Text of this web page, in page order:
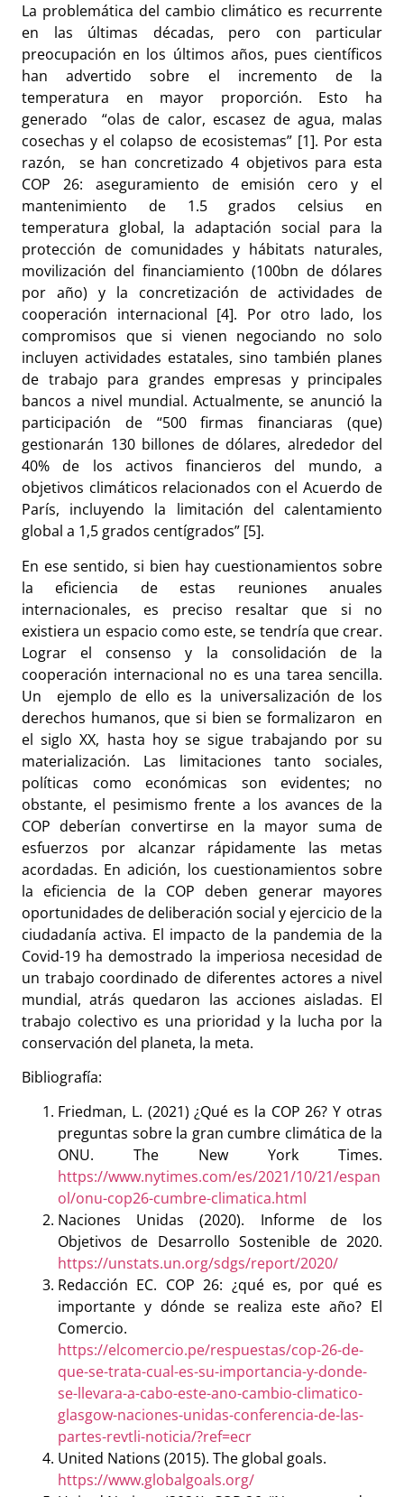
La problemática del cambio climático es recurrente
en las últimas décadas, pero con particular
preocupación en los últimos años, pues científicos
han advertido sobre el incremento de la
temperatura en mayor proporción. Esto ha
generado “olas de calor, escasez de agua, malas
cosechas y el colapso de ecosistemas” [1]. Por esta
razón, se han concretizado 4 objetivos para esta
COP 26: aseguramiento de emisión cero y el
mantenimiento de 1.5 grados celsius en
temperatura global, la adaptación social para la
protección de comunidades y hábitats naturales,
movilización del financiamiento (100bn de dólares
por año) y la concretización de actividades de
cooperación internacional [4]. Por otro lado, los
compromisos que si vienen negociando no solo
incluyen actividades estatales, sino también planes
de trabajo para grandes empresas y principales
bancos a nivel mundial. Actualmente, se anunció la
participación de “500 firmas financiaras (que)
gestionarán 130 billones de dólares, alrededor del
40% de los activos financieros del mundo, a
objetivos climáticos relacionados con el Acuerdo de
París, incluyendo la limitación del calentamiento
global a 1,5 grados centígrados” [5].
En ese sentido, si bien hay cuestionamientos sobre
la eficiencia de estas reuniones anuales
internacionales, es preciso resaltar que si no
existiera un espacio como este, se tendría que crear.
Lograr el consenso y la consolidación de la
cooperación internacional no es una tarea sencilla.
Un ejemplo de ello es la universalización de los
derechos humanos, que si bien se formalizaron en
el siglo XX, hasta hoy se sigue trabajando por su
materialización. Las limitaciones tanto sociales,
políticas como económicas son evidentes; no
obstante, el pesimismo frente a los avances de la
COP deberían convertirse en la mayor suma de
esfuerzos por alcanzar rápidamente las metas
acordadas. En adición, los cuestionamientos sobre
la eficiencia de la COP deben generar mayores
oportunidades de deliberación social y ejercicio de la
ciudadanía activa. El impacto de la pandemia de la
Covid-19 ha demostrado la imperiosa necesidad de
un trabajo coordinado de diferentes actores a nivel
mundial, atrás quedaron las acciones aisladas. El
trabajo colectivo es una prioridad y la lucha por la
conservación del planeta, la meta.
Bibliografía:
Friedman, L. (2021) ¿Qué es la COP 26? Y otras
preguntas sobre la gran cumbre climática de la
ONU. The New York Times.
https://www.nytimes.com/es/2021/10/21/espan
ol/onu-cop26-cumbre-climatica.html
Naciones Unidas (2020). Informe de los
Objetivos de Desarrollo Sostenible de 2020.
https://unstats.un.org/sdgs/report/2020/
Redacción EC. COP 26: ¿qué es, por qué es
importante y dónde se realiza este año? El
Comercio.
https://elcomercio.pe/respuestas/cop-26-de-
que-se-trata-cual-es-su-importancia-y-donde-
se-llevara-a-cabo-este-ano-cambio-climatico-
glasgow-naciones-unidas-conferencia-de-las-
partes-revtli-noticia/?ref=ecr
United Nations (2015). The global goals.
https://www.globalgoals.org/